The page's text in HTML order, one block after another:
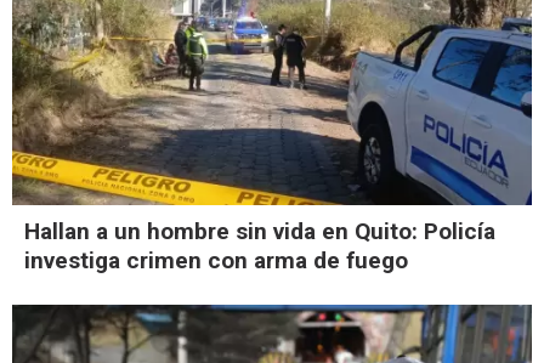
Hallan a un hombre sin vida en Quito: Policía
investiga crimen con arma de fuego